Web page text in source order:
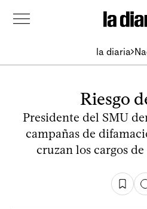
la diaria
Riesgo
Presidente del SMU
campañas de
cruzan los cargos